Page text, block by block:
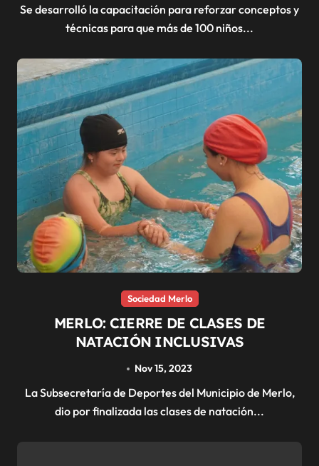
Se desarrolló la capacitación para reforzar conceptos y
técnicas para que más de 100 niños...
Sociedad Merlo
MERLO: CIERRE DE CLASES DE
NATACIÓN INCLUSIVAS
Nov 15, 2023
La Subsecretaría de Deportes del Municipio de Merlo,
dio por finalizada las clases de natación...